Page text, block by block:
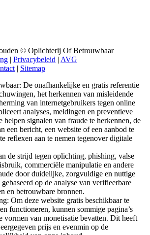
© Oplichterij Of Betrouwbaar
| Privacybeleid | AVG
| Sitemap
De onafhankelijke en gratis referentie
het herkennen van misleidende
van internetgebruikers tegen online
analyses, meldingen en preventieve
helpen signalen van fraude te herkennen, de
een bericht, een website of een aanbod te
reflexen aan te nemen tegenover digitale
de strijd tegen oplichting, phishing, valse
commerciële manipulatie en andere
door duidelijke, zorgvuldige en nuttige
op de analyse van verifieerbare
en betrouwbare bronnen.
Om deze website gratis beschikbaar te
functioneren, kunnen sommige pagina’s
vormen van monetisatie bevatten. Dit heeft
prijs en evenmin op de